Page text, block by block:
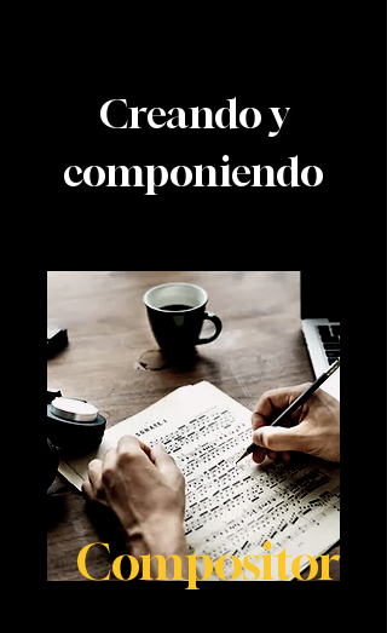
Creando y
componiendo
Compositor